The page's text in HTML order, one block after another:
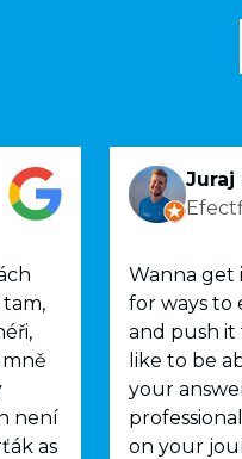
není
as
Juraj
Wanna get
for ways to
and push it
like to be
your
on your